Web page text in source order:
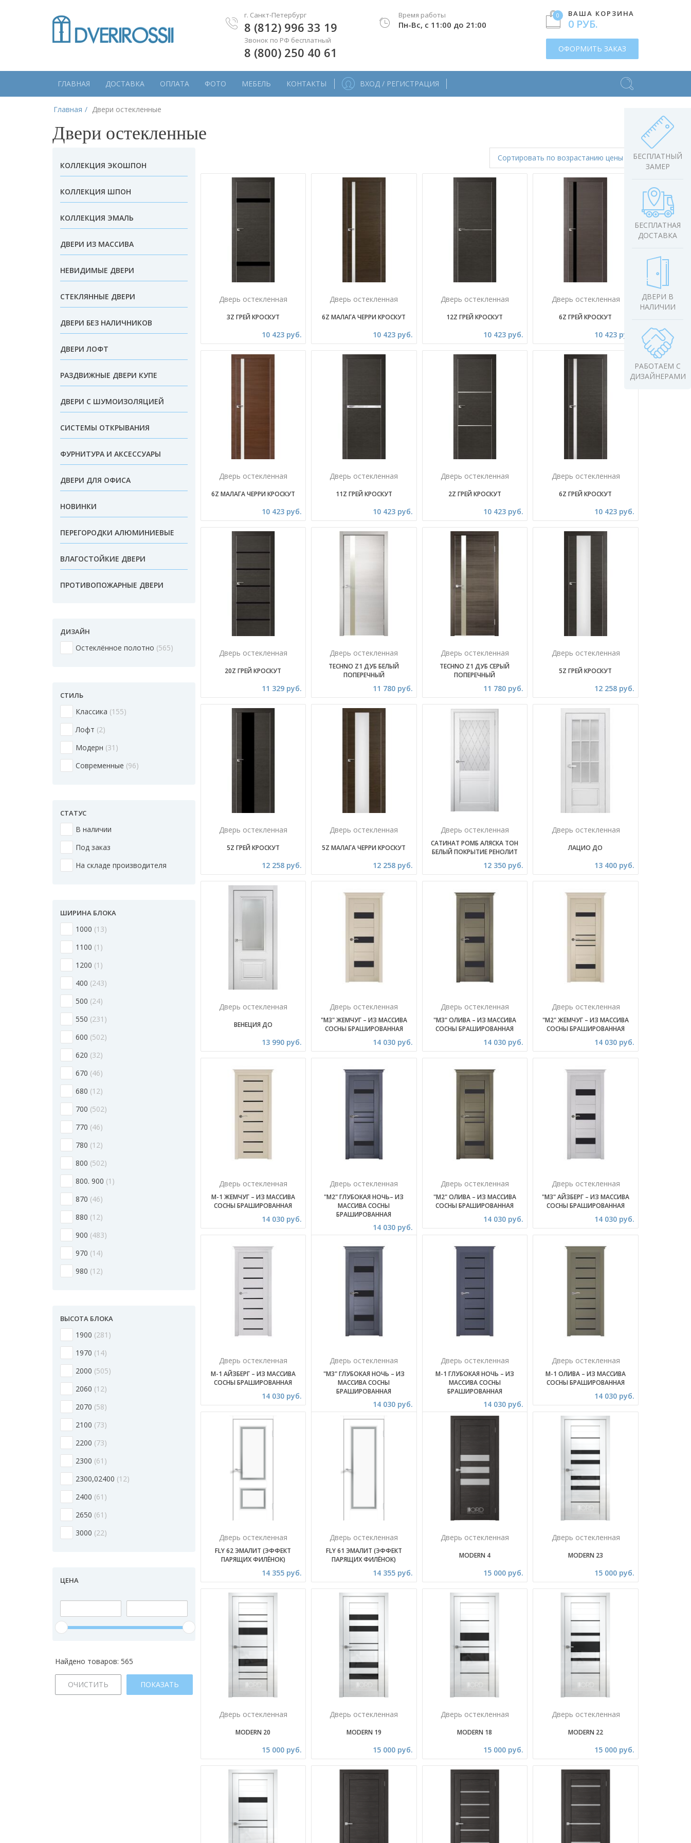
г. Санкт-Петербург
8 (812) 996 33 19
Звонок по РФ бесплатный
8 (800) 250 40 61
0 ВАША КОРЗИНА
0 РУБ.
ОФОРМИТЬ ЗАКАЗ
Время работы
Пн-Вс, с 11:00 до 21:00
ГЛАВНАЯ ДОСТАВКА ОПЛАТА ФОТО МЕБЕЛЬ КОНТАКТЫ ВХОД / РЕГИСТРАЦИЯ
БЕСПЛАТНЫЙ
ЗАМЕР
БЕСПЛАТНАЯ
ДОСТАВКА
ДВЕРИ В
НАЛИЧИИ
РАБОТАЕМ С
ДИЗАЙНЕРАМИ
Главная Двери остекленные
Двери остекленные
КОЛЛЕКЦИЯ ЭКОШПОН
КОЛЛЕКЦИЯ ШПОН
КОЛЛЕКЦИЯ ЭМАЛЬ
ДВЕРИ ИЗ МАССИВА
НЕВИДИМЫЕ ДВЕРИ
СТЕКЛЯННЫЕ ДВЕРИ
ДВЕРИ БЕЗ НАЛИЧНИКОВ
ДВЕРИ ЛОФТ
РАЗДВИЖНЫЕ ДВЕРИ КУПЕ
ДВЕРИ С ШУМОИЗОЛЯЦИЕЙ
СИСТЕМЫ ОТКРЫВАНИЯ
ФУРНИТУРА И АКСЕССУАРЫ
ДВЕРИ ДЛЯ ОФИСА
НОВИНКИ
ПЕРЕГОРОДКИ АЛЮМИНИЕВЫЕ
ВЛАГОСТОЙКИЕ ДВЕРИ
ПРОТИВОПОЖАРНЫЕ ДВЕРИ
ДИЗАЙН
Остеклённое полотно 565
СТИЛЬ
Классика 155
Лофт 2
Модерн 31
Современные 96
СТАТУС
В наличии
Под заказ
На складе производителя
ШИРИНА БЛОКА
1000 13
1100 1
1200 1
400 243
500 24
550 231
600 502
620 32
670 46
680 12
700 502
770 46
780 12
800 502
800. 900 1
870 46
880 12
900 483
970 14
980 12
ВЫСОТА БЛОКА
1900 281
1970 14
2000 505
2060 12
2070 58
2100 73
2200 73
2300 61
2300,02400 12
2400 61
2650 61
3000 22
ЦЕНА
Найдено товаров: 565
ОЧИСТИТЬ ПОКАЗАТЬ
Сортировать по возрастанию цены
Дверь остекленная
3Z ГРЕЙ КРОСКУТ
10 423 руб.
Дверь остекленная
6Z МАЛАГА ЧЕРРИ КРОСКУТ
10 423 руб.
Дверь остекленная
12Z ГРЕЙ КРОСКУТ
10 423 руб.
Дверь остекленная
6Z ГРЕЙ КРОСКУТ
10 423 руб.
Дверь остекленная
6Z МАЛАГА ЧЕРРИ КРОСКУТ
10 423 руб.
Дверь остекленная
11Z ГРЕЙ КРОСКУТ
10 423 руб.
Дверь остекленная
2Z ГРЕЙ КРОСКУТ
10 423 руб.
Дверь остекленная
6Z ГРЕЙ КРОСКУТ
10 423 руб.
Дверь остекленная
20Z ГРЕЙ КРОСКУТ
11 329 руб.
Дверь остекленная
TECHNO Z1 ДУБ БЕЛЫЙ
ПОПЕРЕЧНЫЙ
11 780 руб.
Дверь остекленная
TECHNO Z1 ДУБ СЕРЫЙ
ПОПЕРЕЧНЫЙ
11 780 руб.
Дверь остекленная
5Z ГРЕЙ КРОСКУТ
12 258 руб.
Дверь остекленная
5Z ГРЕЙ КРОСКУТ
12 258 руб.
Дверь остекленная
5Z МАЛАГА ЧЕРРИ КРОСКУТ
12 258 руб.
Дверь остекленная
САТИНАТ РОМБ АЛЯСКА ТОН
БЕЛЫЙ ПОКРЫТИЕ РЕНОЛИТ
12 350 руб.
Дверь остекленная
ЛАЦИО ДО
13 400 руб.
Дверь остекленная
ВЕНЕЦИЯ ДО
13 990 руб.
Дверь остекленная
"М3" ЖЕМЧУГ – ИЗ МАССИВА
СОСНЫ БРАШИРОВАННАЯ
14 030 руб.
Дверь остекленная
"М3" ОЛИВА – ИЗ МАССИВА
СОСНЫ БРАШИРОВАННАЯ
14 030 руб.
Дверь остекленная
"М2" ЖЕМЧУГ – ИЗ МАССИВА
СОСНЫ БРАШИРОВАННАЯ
14 030 руб.
Дверь остекленная
М-1 ЖЕМЧУГ – ИЗ МАССИВА
СОСНЫ БРАШИРОВАННАЯ
14 030 руб.
Дверь остекленная
"М2" ГЛУБОКАЯ НОЧЬ– ИЗ
МАССИВА СОСНЫ
БРАШИРОВАННАЯ
14 030 руб.
Дверь остекленная
"М2" ОЛИВА – ИЗ МАССИВА
СОСНЫ БРАШИРОВАННАЯ
14 030 руб.
Дверь остекленная
"М3" АЙЗБЕРГ – ИЗ МАССИВА
СОСНЫ БРАШИРОВАННАЯ
14 030 руб.
Дверь остекленная
М-1 АЙЗБЕРГ – ИЗ МАССИВА
СОСНЫ БРАШИРОВАННАЯ
14 030 руб.
Дверь остекленная
"М3" ГЛУБОКАЯ НОЧЬ – ИЗ
МАССИВА СОСНЫ
БРАШИРОВАННАЯ
14 030 руб.
Дверь остекленная
М-1 ГЛУБОКАЯ НОЧЬ – ИЗ
МАССИВА СОСНЫ
БРАШИРОВАННАЯ
14 030 руб.
Дверь остекленная
М-1 ОЛИВА – ИЗ МАССИВА
СОСНЫ БРАШИРОВАННАЯ
14 030 руб.
Дверь остекленная
FLY 62 ЭМАЛИТ (ЭФФЕКТ
ПАРЯЩИХ ФИЛЁНОК)
14 355 руб.
Дверь остекленная
FLY 61 ЭМАЛИТ (ЭФФЕКТ
ПАРЯЩИХ ФИЛЁНОК)
14 355 руб.
Дверь остекленная
MODERN 4
15 000 руб.
Дверь остекленная
MODERN 23
15 000 руб.
Дверь остекленная
MODERN 20
15 000 руб.
Дверь остекленная
MODERN 19
15 000 руб.
Дверь остекленная
MODERN 18
15 000 руб.
Дверь остекленная
MODERN 22
15 000 руб.